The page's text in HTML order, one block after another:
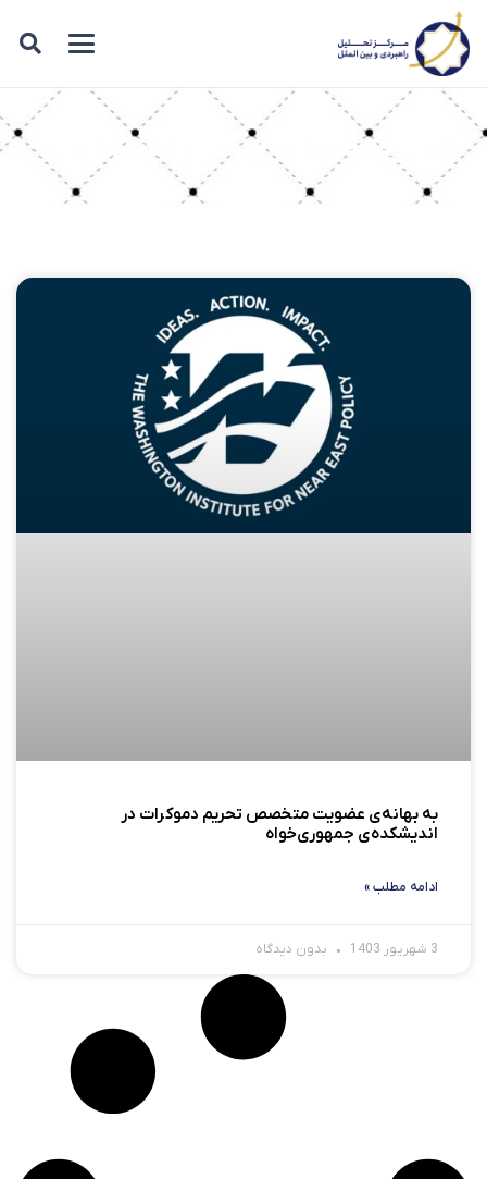
برچسب: موسسه واشنگتن
به بهانه‌ی عضویت متخصص تحریم دموکرات در
اندیشکده‌ی جمهوری‌خواه
ادامه مطلب »
3 شهریور 1403 بدون دیدگاه